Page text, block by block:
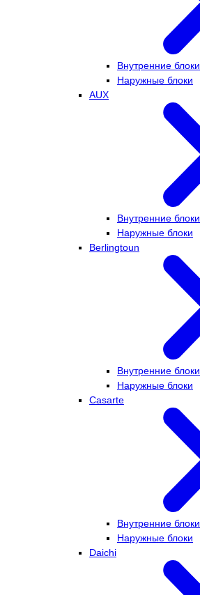
Внутренние блоки
Наружные блоки
AUX
Внутренние блоки
Наружные блоки
Berlingtoun
Внутренние блоки
Наружные блоки
Casarte
Внутренние блоки
Наружные блоки
Daichi